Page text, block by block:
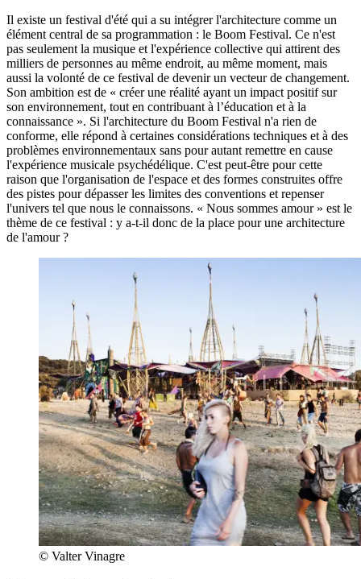
Il existe un festival d'été qui a su intégrer l'architecture comme un
élément central de sa programmation : le Boom Festival. Ce n'est
pas seulement la musique et l'expérience collective qui attirent des
milliers de personnes au même endroit, au même moment, mais
aussi la volonté de ce festival de devenir un vecteur de changement.
Son ambition est de « créerune réalité ayant un impact positif sur
son environnement, tout en contribuant à l’éducation et à la
connaissance ». Si l'architecture du Boom Festival n'a rien de
conforme, elle répond à certaines considérations techniques et à des
problèmes environnementaux sans pour autant remettre en cause
l'expérience musicale psychédélique. C'est peut-être pour cette
raison que l'organisation de l'espace et des formes construites offre
des pistes pour dépasser les limites des conventions et repenser
l'univers tel que nous le connaissons. « Nous sommes amour » est le
thème de ce festival : y a-t-il donc de la place pour une architecture
de l'amour ?
© Valter Vinagre